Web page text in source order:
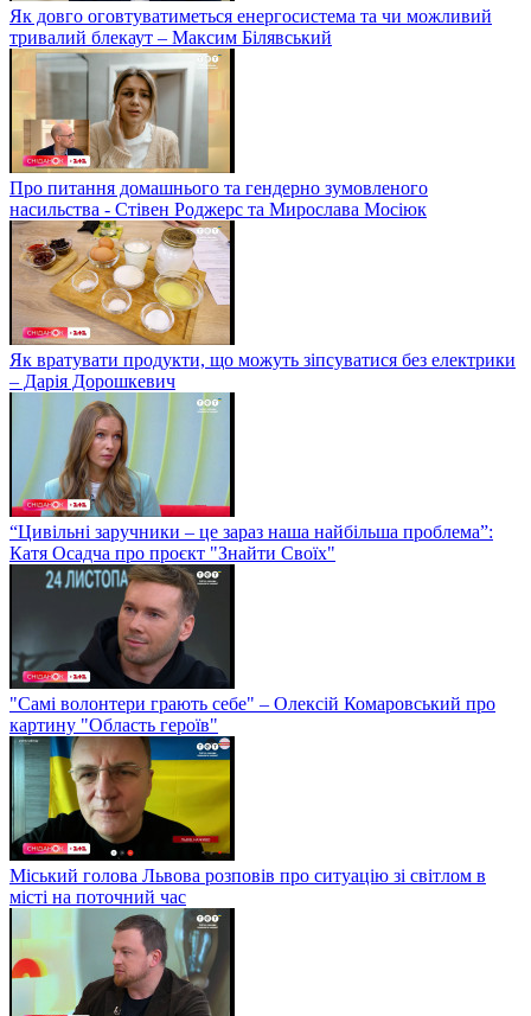
Як довго оговтуватиметься енергосистема та чи можливий
тривалий блекаут – Максим Білявський
Про питання домашнього та гендерно зумовленого
насильства - Стівен Роджерс та Мирослава Мосіюк
Як вратувати продукти, що можуть зіпсуватися без електрики
– Дарія Дорошкевич
“Цивільні заручники – це зараз наша найбільша проблема”:
Катя Осадча про проєкт "Знайти Своїх"
"Самі волонтери грають себе" – Олексій Комаровський про
картину "Область героїв"
Міський голова Львова розповів про ситуацію зі світлом в
місті на поточний час